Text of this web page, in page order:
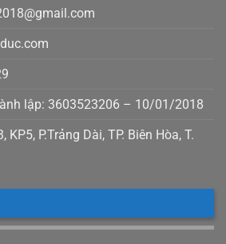
lập: 3603523206 – 10/01/2018
P.Trảng Dài, TP. Biên Hòa, T.